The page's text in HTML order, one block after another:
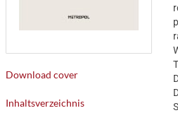
Download cover
Inhaltsverzeichnis